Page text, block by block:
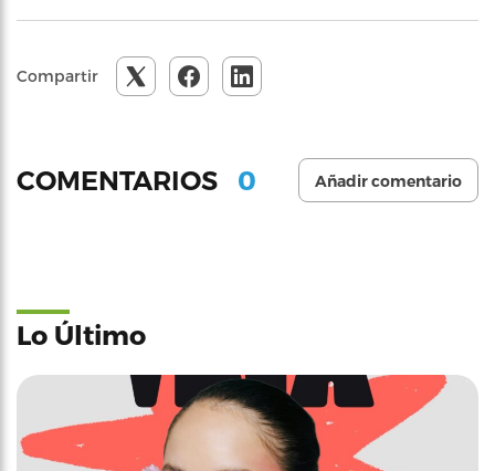
Compartir
COMENTARIOS 0 Añadir comentario
Lo Último